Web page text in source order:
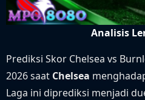
Analisis
Prediksi Skor Chelsea vs
2026 saat Chelsea
Laga ini diprediksi menjadi